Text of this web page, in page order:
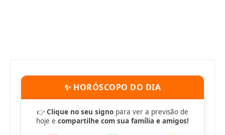
✨ HORÓSCOPO DO DIA
👉Clique no seu signo para ver a previsão de
hoje e compartilhe com sua família e amigos!